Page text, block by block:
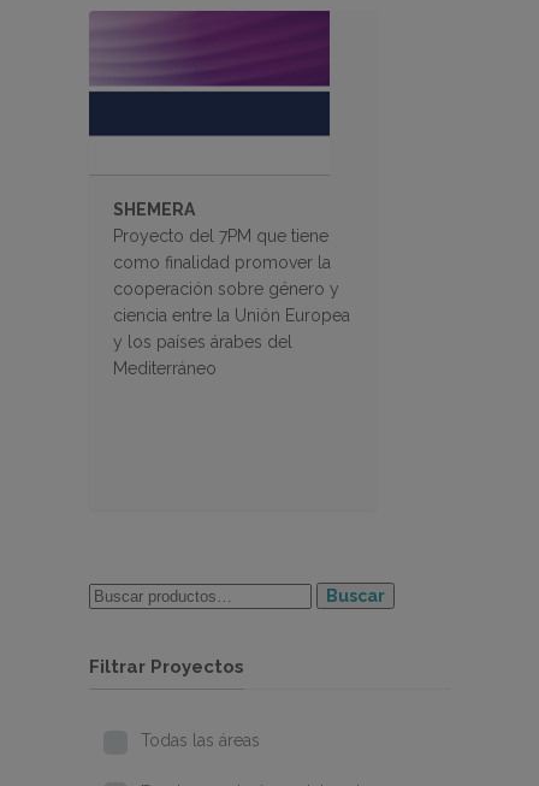
SHEMERA
Proyecto del 7PM que tiene
como finalidad promover la
cooperación sobre género y
ciencia entre la Unión Europea
y los países árabes del
Mediterráneo
Buscar
Filtrar Proyectos
Todas las áreas